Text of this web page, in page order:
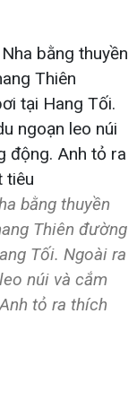
bằng thuyền
Thiên đường
Tối. Ngoài ra
núi và cắm
tỏ ra thích